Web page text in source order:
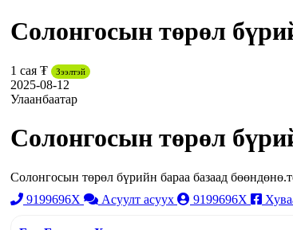
Солонгосын төрөл
1 сая ₮ Зээлтэй
2025-08-12
Улаанбаатар
Солонгосын төрөл
Солонгосын төрөл бүрийн бараа базаад
9199696X
Асуулт асуух 9199696X